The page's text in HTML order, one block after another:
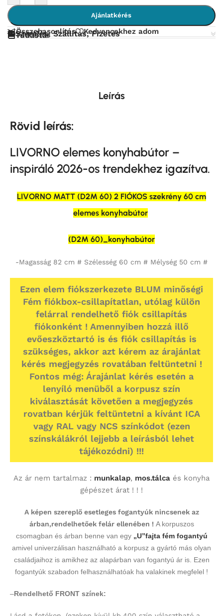
Ajánlatkérés
Összehasonlítás Kedvencekhez adom
Szerelés, Szállítás, Fizetés
Tudástár
Leírás
Rövid leírás:
LIVORNO elemes konyhabútor –
inspiráló 2026-os trendekhez igazítva.
LIVORNO MATT (D2M 60) 2 FIÓKOS szekrény 60 cm
elemes konyhabútor
(D2M 60)_konyhabútor
-Magasság 82 cm # Szélesség 60 cm # Mélység 50 cm #
Ezen elem fiókszerkezete BLUM minőségi
Fém fiókbox-csillapítatlan, utólag külön
felárral rendelhető fiók csillapítás
fiókonként ! Amennyiben hozzá illő
evőeszköztartó is és fiók csillapítás is
szükséges, akkor azt kérem az árajánlat
kérés megjegyzés rovatában feltüntetni !
Fontos még: Árajánlat kérés esetén a
lenyíló menüből a korpusz szín
kiválasztását követően a megjegyzés
rovatban kérjük feltüntetni a kívánt ICA
vagy RAL vagy NCS színkódot (ezen
színskálákról lejjebb a leírásból lehet
tájékozódni) !!!
Az ár nem tartalmaz : munkalap, mos.tálca és konyha
gépészet árat ! ! !
A képen szereplő esetleges fogantyúk nincsenek az
árban,rendelhetőek felár ellenében ! A korpuszos
csomagban és árban benne van egy „U”fajta fém fogantyú
amivel univerzálisan használható a korpusz a gyártó más olyan
családjaihoz is amikhez az alapárban van fogantyú ár is. Ezen
fogantyúk szabadon felhasználhatóak ha valakinek megfelel !
–Rendelhető FRONT színek: